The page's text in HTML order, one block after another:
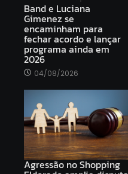
Band e Luciana
Gimenez se
encaminham para
fechar acordo e lançar
programa ainda em
2026
04/08/2026
Agressão no Shopping